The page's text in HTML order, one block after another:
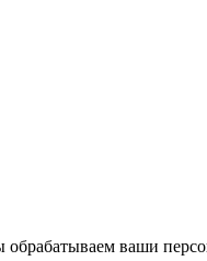
ваши